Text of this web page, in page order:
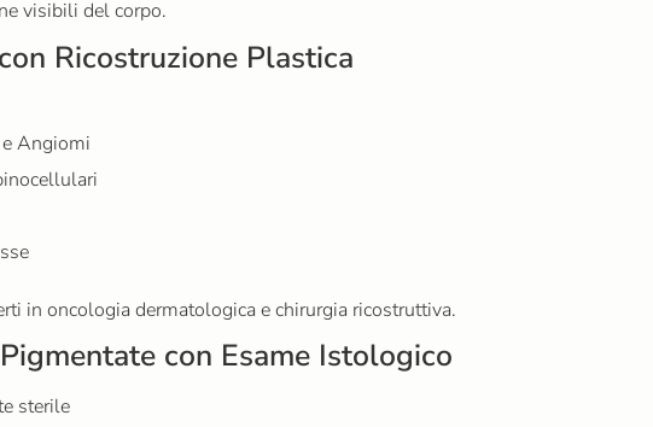
visibili del corpo.
Ricostruzione Plastica
Angiomi
in oncologia dermatologica e chirurgia ricostruttiva.
con Esame Istologico
sterile